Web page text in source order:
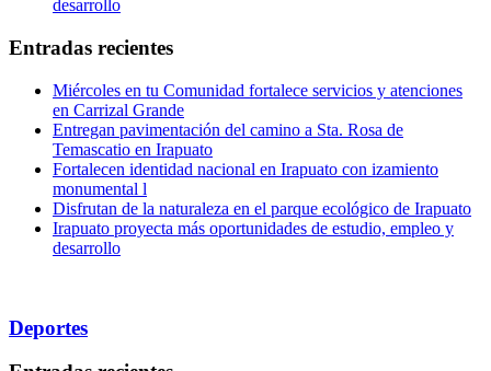
desarrollo
Entradas recientes
Miércoles en tu Comunidad fortalece servicios y atenciones
en Carrizal Grande
Entregan pavimentación del camino a Sta. Rosa de
Temascatio en Irapuato
Fortalecen identidad nacional en Irapuato con izamiento
monumental l
Disfrutan de la naturaleza en el parque ecológico de Irapuato
Irapuato proyecta más oportunidades de estudio, empleo y
desarrollo
Deportes